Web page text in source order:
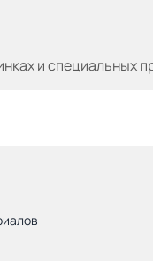
и специальных